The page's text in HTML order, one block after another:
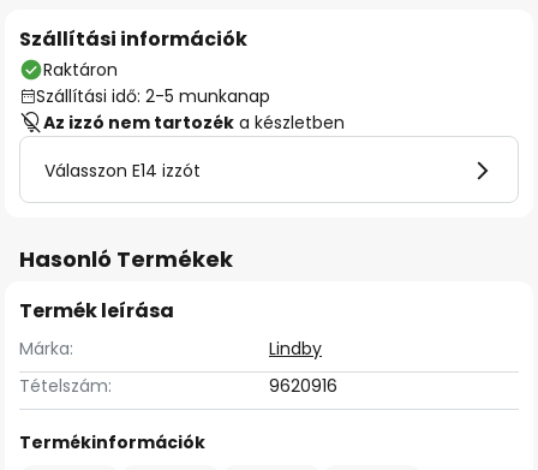
Szállítási információk
Raktáron
Szállítási idő: 2-5 munkanap
Az izzó nem tartozék a készletben
Válasszon E14 izzót
Hasonló Termékek
Termék leírása
Márka:
Lindby
Tételszám:
9620916
Termékinformációk